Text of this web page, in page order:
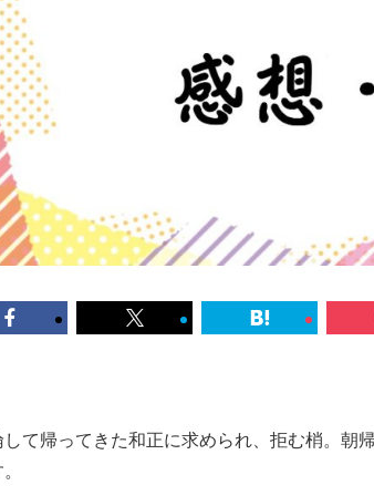
て帰ってきた和正に求められ、拒む梢。朝